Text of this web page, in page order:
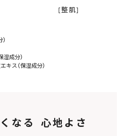
[整肌]
成分）
ス（保湿成分）
なる 心地よさ